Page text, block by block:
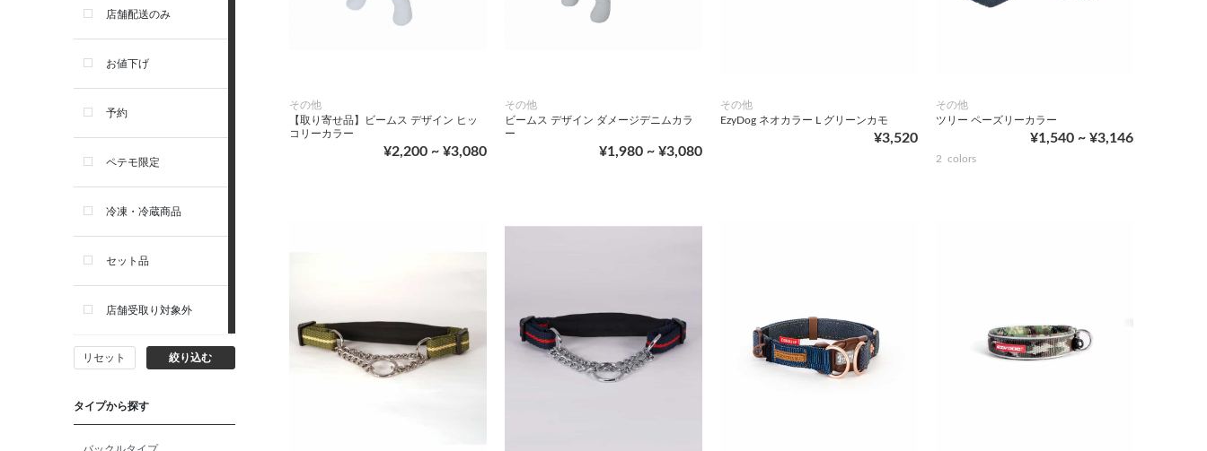
品
首輪・ハーネス(胴輪)・リー
猫ドライフード
セレクトバランス
リガロ
ソルビダ
フィジカライフ
店舗配送のみ
お値下げ
予約
ペテモ限定
冷凍・冷蔵商品
セット品
店舗受取り対象外
リセット 絞り込む
タイプから探す
その他
【取り寄せ品】ビームス デザイン ヒッ
コリーカラー
¥2,200 ~ ¥3,080
その他
ビームス デザイン ダメージデニムカラ
ー
¥1,980 ~ ¥3,080
その他
EzyDog ネオカラー L グリーンカモ
¥3,520
その他
ツリー ペーズリーカラー
¥1,540 ~ ¥3,146
2 colors